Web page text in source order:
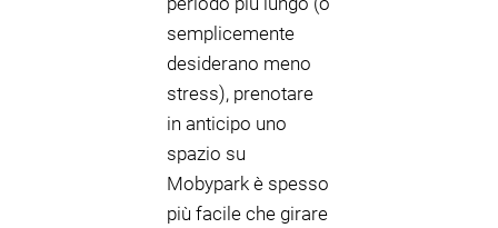
semplicemente
desiderano meno
stress), prenotare
in anticipo uno
spazio su
Mobypark è spesso
più facile che girare